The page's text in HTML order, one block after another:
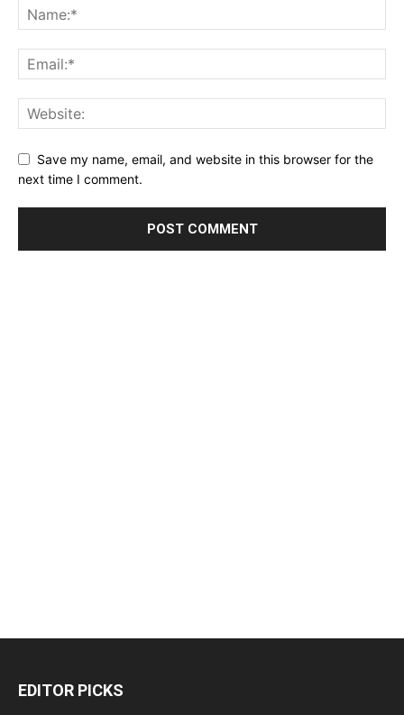
Save my name, email, and website in this browser for the
next time I comment.
EDITOR PICKS